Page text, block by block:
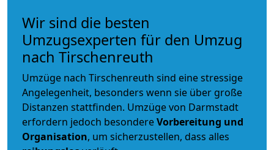
Wir sind die besten
Umzugsexperten für den Umzug
nach Tirschenreuth
Umzüge nach Tirschenreuth sind eine stressige
Angelegenheit, besonders wenn sie über große
Distanzen stattfinden. Umzüge von Darmstadt
erfordern jedoch besondereVorbereitung und
Organisation, um sicherzustellen, dass alles